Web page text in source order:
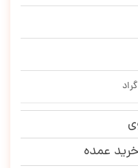
عمده